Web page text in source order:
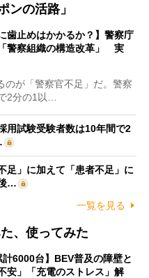
ンの活路」
歯止めはかかるか？】警察庁
警察組織の構造改革」 実
が「警察官不足」だ。警察
2分の1以…
用試験受験者数は10年間で2
足」に加えて「患者不足」に
…
一覧を見る
、使ってみた
計6000台】BEV普及の障壁と
安」「充電のストレス」解